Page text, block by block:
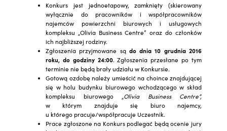
Konkurs jest jednoetapowy, zamknięty (skierowany
wyłącznie do pracowników i współpracowników
najemców powierzchni biurowych i usługowych
kompleksu „Olivia Business Centre” oraz do członków
ich najbliższej rodziny.
Zgłoszenia przyjmowane są do dnia 10 grudnia 2016
roku, do godziny 24:00. Zgłoszenia przesłane po tym
terminie nie będą brały udziału w Konkursie.
Gotową ozdobę należy umieścić na choince znajdującej
się w holu budynku biurowego wchodzącego w skład
kompleksu biurowego „Olivia Business Centre”,
w którym znajduje się biuro najemcy,
u którego pracuje/współpracuje Uczestnik.
Prace zgłoszone na Konkurs podlegać będą ocenie jury